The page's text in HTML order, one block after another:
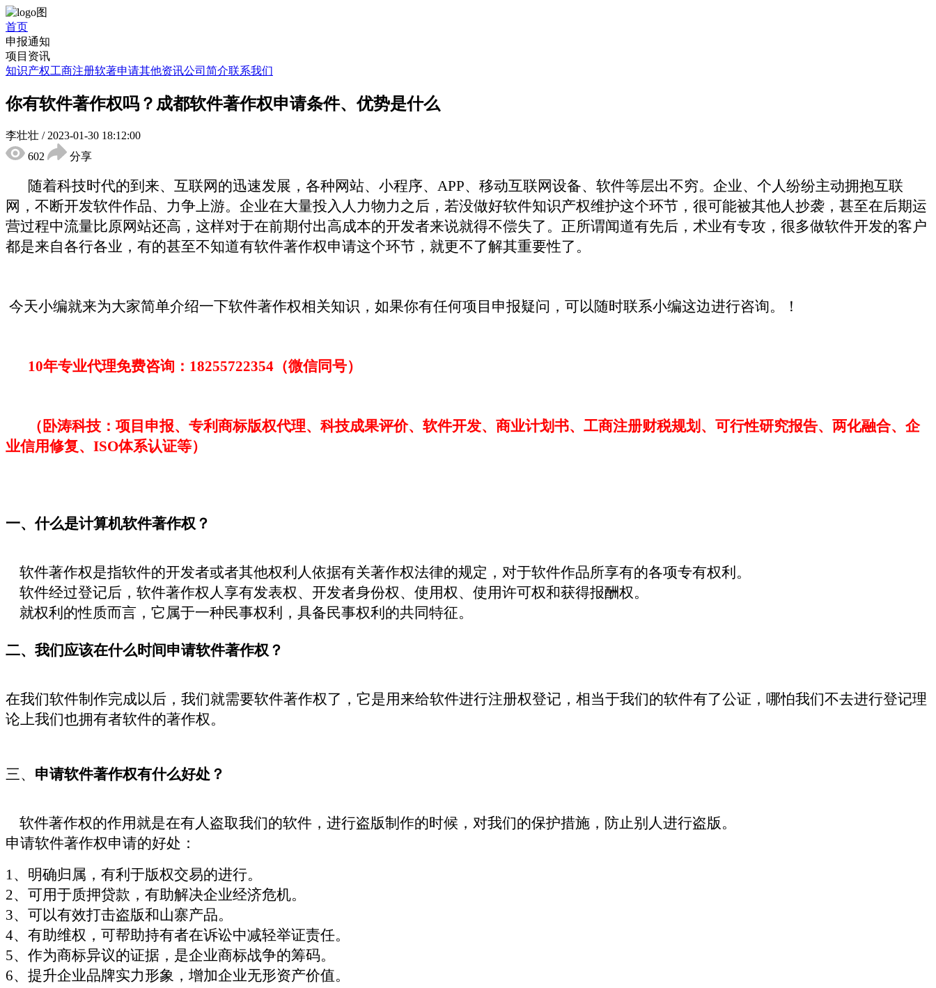
首页
申报通知
项目资讯
知识产权工商注册软著申请其他资讯公司简介联系我们
你有软件著作权吗？成都软件著作权申请条件、优势是什么
李壮壮 / 2023-01-30 18:12:00
602
分享
随着科技时代的到来、互联网的迅速发展，各种网站、小程序、 APP、移动互联网设备、软件等层出不穷。企业、个人纷纷主动拥抱互联
网，不断开发软件作品、力争上游。企业在大量投入人力物力之后，若没做好软件知识产权维护这个环节，很可能被其他人抄袭，甚至在后期运
营过程中流量比原网站还高，这样对于在前期付出高成本的开发者来说就得不偿失了。正所谓闻道有先后，术业有专攻，很多做软件开发的客户
都是来自各行各业，有的甚至不知道有软件著作权申请这个环节，就更不了解其重要性了。
今天小编就来为大家简单介绍一下软件著作权相关知识， 如果你有任何项目 申报疑问，可以随时联系小编这边进行咨询。 ！
10年专业代理免费咨询：18255722354（微信同号）
（卧涛科技：项目申报、专利商标版权代理、科技成果评价、软件开发、商业计划书、工商注册财税规划、可行性研究报告、两化融合、企
业信用修复、 ISO体系认证等）
一、什么是计算机软件著作权？
软件著作权是指软件的开发者或者其他权利人依据有关著作权法律的规定，对于软件作品所享有的各项专有权利。
软件经过登记后，软件著作权人享有发表权、开发者身份权、使用权、使用许可权和获得报酬权。
就权利的性质而言，它属于一种民事权利，具备民事权利的共同特征。
二、我们应该在什么时间申请软件著作权？
在我们软件制作完成以后，我们就需要软件著作权了，它是用来给软件进行注册权登记，相当于我们的软件有了公证，哪怕我们不去进行登记理
论上我们也拥有者软件的著作权。
三、 申请软件著作权有什么好处？
软件著作权的作用就是在有人盗取我们的软件，进行盗版制作的时候，对我们的保护措施，防止别人进行盗版。
申请软件著作权申请的好处：
1、 明确归属，有利于版权交易的进行。
2、可用于质押贷款，有助解决企业经济危机。
3、可以有效打击盗版和山寨产品。
4、有助维权，可帮助持有者在诉讼中减轻举证责任。
5、作为商标异议的证据，是企业商标战争的筹码。
6、提升企业品牌实力形象，增加企业无形资产价值。